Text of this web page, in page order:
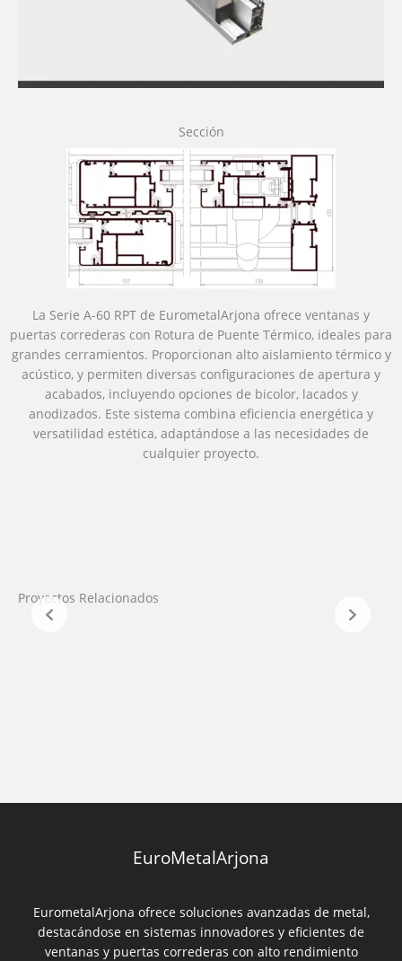
Sección
La Serie A-60 RPT de EurometalArjona ofrece ventanas y
puertas correderas con Rotura de Puente Térmico, ideales para
grandes cerramientos. Proporcionan alto aislamiento térmico y
acústico, y permiten diversas configuraciones de apertura y
acabados, incluyendo opciones de bicolor, lacados y
anodizados. Este sistema combina eficiencia energética y
versatilidad estética, adaptándose a las necesidades de
cualquier proyecto.
Proyectos Relacionados
EuroMetalArjona
EurometalArjona ofrece soluciones avanzadas de metal,
destacándose en sistemas innovadores y eficientes de
ventanas y puertas correderas con alto rendimiento